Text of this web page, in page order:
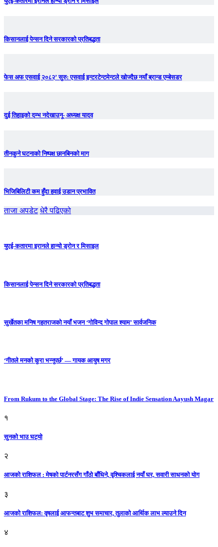
किसानलाई पेन्सन दिने सरकारको प्रतिबद्धता
फेस अफ एसवाई २०८२’ सुरु: एसवाई इन्टरटेन्टमेन्टले खोज्दैछ नयाँ ब्रान्ड एम्बेसडर
दुई तिहाइको दम्भ नदेखाउनू- अध्यक्ष यादव
तीनकुने घटनाकाे निष्पक्ष छानबिनकाे माग
भिजिबिलिटी कम हुँदा हवाई उडान प्रभावित
ताजा अपडेट धेरै पढिएको
युएई-कतारमा इरानले हान्यो ड्रोन र मिसाइल
किसानलाई पेन्सन दिने सरकारको प्रतिबद्धता
सुर्खेतका मनिष गहतराजको नयाँ भजन ‘गोविन्द गोपाल श्याम’ सार्वजनिक
‘गीतले मनको कुरा भन्नुपर्छ’ — गायक आयुष मगर
From Rukum to the Global Stage: The Rise of Indie Sensation Aayush Magar
१
सुनको भाउ घट्याे
२
आजको राशिफल : मेषको पार्टनरसँग गाँठो बाँधिने, वृश्चिकलाई नयाँ घर, सवारी साधनकाे याेग
३
आजकाे राशिफल: वृषलाई आफन्तबाट शुभ समाचार, तुलाकाे आर्थिक लाभ ल्याउने दिन
४